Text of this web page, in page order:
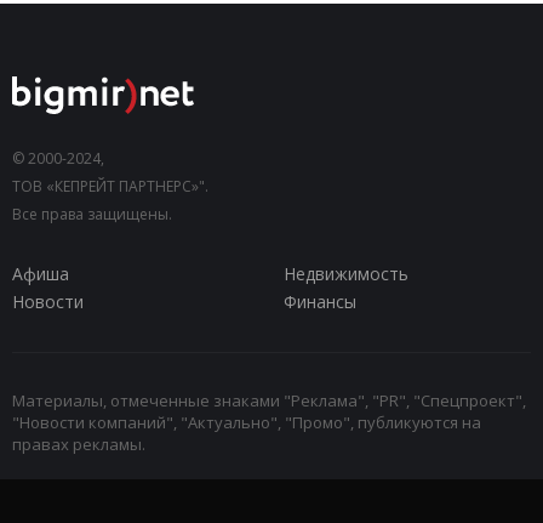
© 2000-2024,
ТОВ «КЕПРЕЙТ ПАРТНЕРС»".
Все права защищены.
Афиша
Недвижимость
Новости
Финансы
Материалы, отмеченные знаками "Реклама", "PR", "Спецпроект",
"Новости компаний", "Актуально", "Промо", публикуются на
правах рекламы.